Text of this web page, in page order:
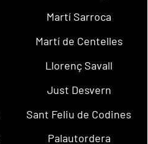
Martí Sarroca
Martí de Centelles
Llorenç Savall
Just Desvern
Sant Feliu de Codines
Palautordera